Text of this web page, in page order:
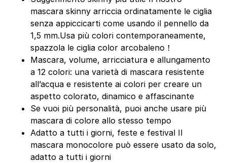
mascara skinny arriccia ordinatamente le ciglia
senza appiccicarti come usando il pennello da
1,5 mm.Usa più colori contemporaneamente,
spazzola le ciglia color arcobaleno！
Mascara, volume, arricciatura e allungamento
a 12 colori: una varietà di mascara resistente
all’acqua e resistente ai colori per creare un
aspetto colorato, dinamico e affascinante
Se vuoi più personalità, puoi anche usare più
mascara di colore allo stesso tempo
Adatto a tutti i giorni, feste e festival Il
mascara monocolore può essere usato da solo,
adatto a tutti i giorni